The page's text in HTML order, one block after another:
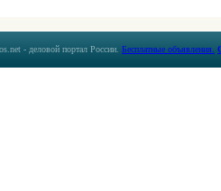
- деловой портал России. Бесплатные объявления.